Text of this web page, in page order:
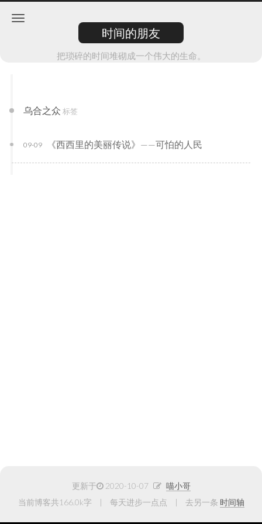
时间的朋友
把琐碎的时间堆砌成一个伟大的生命。
乌合之众 标签
《西西里的美丽传说》——可怕的人民
09-09
更新于 2020-10-07
喵小哥
当前博客共166.0k字
每天进步一点点 去另一条 时间轴